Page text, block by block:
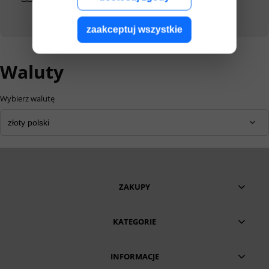
Twoim zakupom
Waluty
Wybierz walutę
ZAKUPY
KATEGORIE
INFORMACJE
zaakceptuj wszystkie